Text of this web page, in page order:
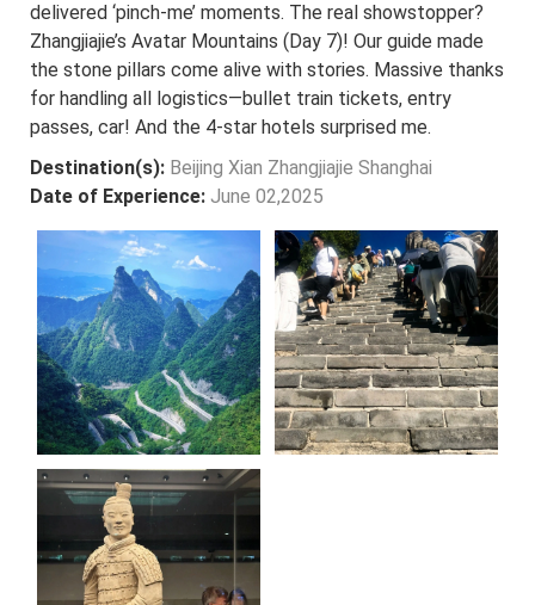
delivered ‘pinch-me’ moments. The real showstopper?
Zhangjiajie’s Avatar Mountains (Day 7)! Our guide made
the stone pillars come alive with stories. Massive thanks
for handling all logistics—bullet train tickets, entry
passes, car! And the 4-star hotels surprised me.
Destination(s): Beijing Xian Zhangjiajie Shanghai
Date of Experience: June 02,2025